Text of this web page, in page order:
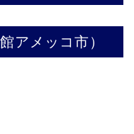
アメッコ市）